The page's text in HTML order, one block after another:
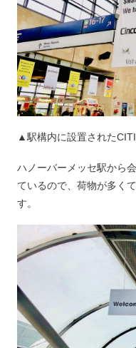
▲駅構内に設置された
ハノーバーメッセ駅から
ているので、荷物が多く
す。